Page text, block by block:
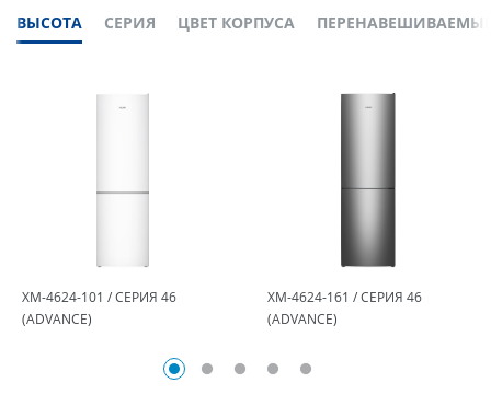
ВЫСОТА СЕРИЯ ЦВЕТ КОРПУСА
ХМ-4624-101 / СЕРИЯ 46
(ADVANCE)
ХМ-4624-161 / СЕРИЯ 46
(ADVANCE)